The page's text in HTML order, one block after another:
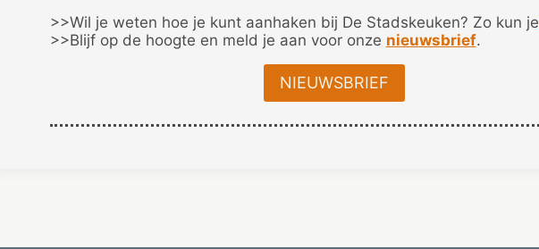
>>Wil je weten hoe je kunt aanhaken bij De Stadskeuken? Zo kun je
>>Blijf op de hoogte en meld je aan voor onze nieuwsbrief.
NIEUWSBRIEF